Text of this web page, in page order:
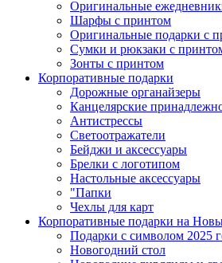
Оригинальные
Шарфы с принтом
Оригинальные подарки с
Сумки и рюкзаки с
Зонты с принтом
Корпоративные подарки
Дорожные органайзеры
Канцелярские
Антистрессы
Светоотражатели
Бейджи и аксессуары
Брелки с логотипом
Настольные аксессуары
"Папки
Чехлы для карт
Корпоративные подарки на
Подарки с символом 2025
Новогодний стол